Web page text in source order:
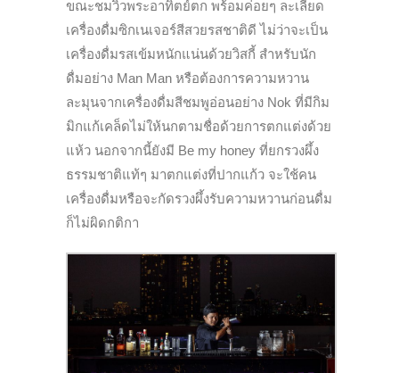
ขณะชมวิวพระอาทิตย์ตก พร้อมค่อยๆ ละเลียด
เครื่องดื่มซิกเนเจอร์สีสวยรสชาติดี ไม่ว่าจะเป็น
เครื่องดื่มรสเข้มหนักแน่นด้วยวิสกี้ สำหรับนัก
ดื่มอย่าง Man Man หรือต้องการความหวาน
ละมุนจากเครื่องดื่มสีชมพูอ่อนอย่าง Nok ที่มีกิม
มิกแก้เคล็ดไม่ให้นกตามชื่อด้วยการตกแต่งด้วย
แห้ว นอกจากนี้ยังมี Be my honey ที่ยกรวงผึ้ง
ธรรมชาติแท้ๆ มาตกแต่งที่ปากแก้ว จะใช้คน
เครื่องดื่มหรือจะกัดรวงผึ้งรับความหวานก่อนดื่ม
ก็ไม่ผิดกติกา